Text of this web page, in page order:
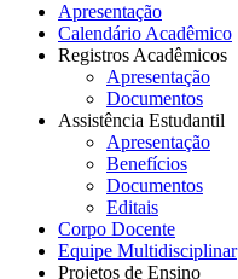
Apresentação
Calendário Acadêmico
Registros Acadêmicos
Apresentação
Documentos
Assistência Estudantil
Apresentação
Benefícios
Documentos
Editais
Corpo Docente
Equipe Multidisciplinar
Projetos de Ensino